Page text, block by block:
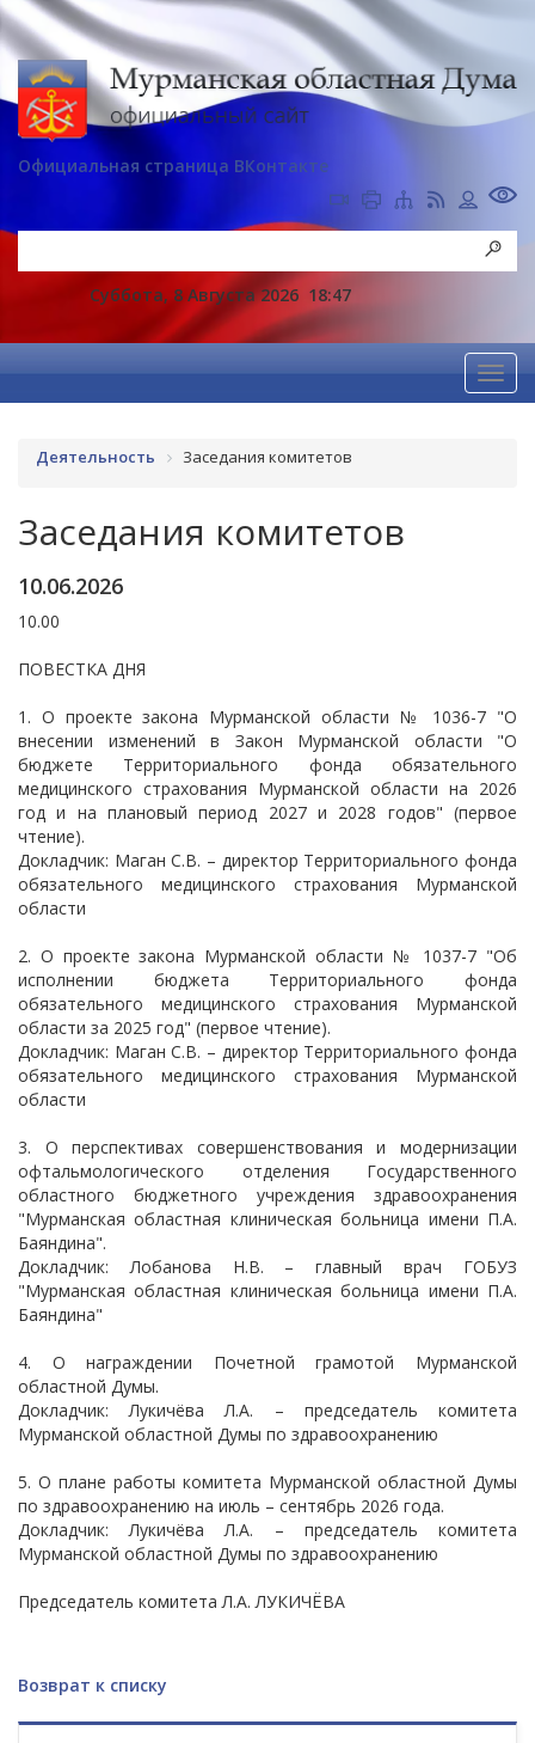
Официальная страница ВКонтакте
Суббота, 8 Августа 2026 18:47
Деятельность Заседания комитетов
Заседания комитетов
10.06.2026
10.00
ПОВЕСТКА ДНЯ
1. О проекте закона Мурманской области № 1036-7 "О
внесении изменений в Закон Мурманской области "О
бюджете Территориального фонда обязательного
медицинского страхования Мурманской области на 2026
год и на плановый период 2027 и 2028 годов" (первое
чтение).
Докладчик: Маган С.В. – директор Территориального фонда
обязательного медицинского страхования Мурманской
области
2. О проекте закона Мурманской области № 1037-7 "Об
исполнении бюджета Территориального фонда
обязательного медицинского страхования Мурманской
области за 2025 год" (первое чтение).
Докладчик: Маган С.В. – директор Территориального фонда
обязательного медицинского страхования Мурманской
области
3. О перспективах совершенствования и модернизации
офтальмологического отделения Государственного
областного бюджетного учреждения здравоохранения
"Мурманская областная клиническая больница имени П.А.
Баяндина".
Докладчик: Лобанова Н.В. – главный врач ГОБУЗ
"Мурманская областная клиническая больница имени П.А.
Баяндина"
4. О награждении Почетной грамотой Мурманской
областной Думы.
Докладчик: Лукичёва Л.А. – председатель комитета
Мурманской областной Думы по здравоохранению
5. О плане работы комитета Мурманской областной Думы
по здравоохранению на июль – сентябрь 2026 года.
Докладчик: Лукичёва Л.А. – председатель комитета
Мурманской областной Думы по здравоохранению
Председатель комитета Л.А. ЛУКИЧЁВА
Возврат к списку